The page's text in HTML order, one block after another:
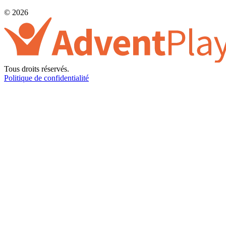
© 2026
Tous droits réservés.
Politique de confidentialité